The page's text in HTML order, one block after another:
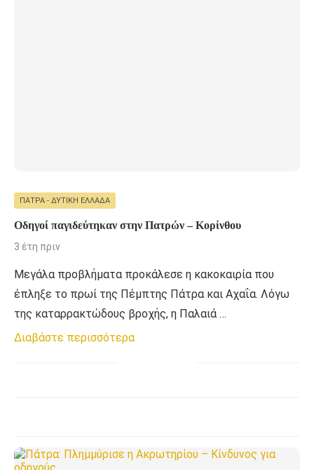
ΠΆΤΡΑ - ΔΥΤΙΚΉ ΕΛΛΆΔΑ
Οδηγοί παγιδεύτηκαν στην Πατρών – Κορίνθου
3 έτη πριν
Μεγάλα προβλήματα προκάλεσε η κακοκαιρία που
έπληξε το πρωί της Πέμπτης Πάτρα και Αχαΐα. Λόγω
της καταρρακτώδους βροχής, η Παλαιά …
Διαβάστε περισσότερα